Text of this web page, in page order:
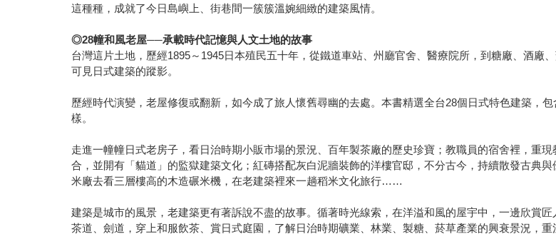
這種種，成就了今日島嶼上、街巷間一簇簇溫婉細緻的建築風情。
◎28幢和風老屋──承載時代記憶與人文土地的故事
台灣這片土地，歷經1895～1945日本殖民五十年，從鐵道車站、州廳官舍、醫療院所，到糖廠、酒廠
可見日式建築的蹤影。
歷經時代演變，老屋修復或翻新，如今成了旅人懷舊尋幽的去處。本書精選全台28個日式特色建築，
樣。
走進一幢幢日式老房子，看日治時期小販市場的景況、百年製茶廠的歷史珍寶；教職員的宿舍裡，重
合，並開有「貓道」的監獄建築文化；紅磚搭配灰白泥牆裝飾的洋樓官邸，不分古今，持續散發古典
米廠去看三層樓高的木造碾米機，在老建築裡來一趟稻米文化旅行……
建築是城市的風景，老建築更有著訴說不盡的故事。循著時光線索，在洋溢和風的屋宇中，一邊欣賞
茶道、劍道，穿上和服飲茶、賞日式庭園，了解日治時期礦業、林業、製糖、菸草產業的興衰景況，重